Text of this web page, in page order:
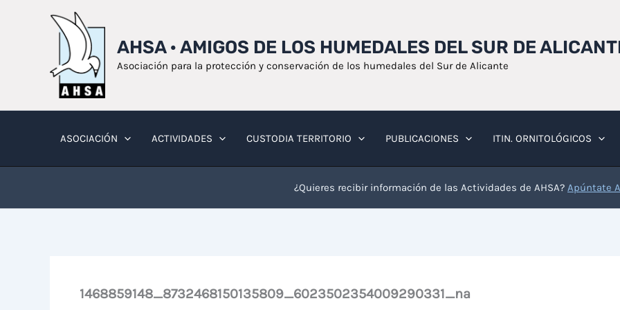
AHSA · AMIGOS DE LOS HUMEDALES DEL SUR DE
Asociación para la protección y conservación de los humedales del Sur de Alicante
ASOCIACIÓN ACTIVIDADES CUSTODIA TERRITORIO PUBLICACIONES ITIN. ORNITOLÓGICOS
¿Quieres recibir información de las Actividades de AHSA? Apúntate
1468859148_8732468150135809_6023502354009290331_na